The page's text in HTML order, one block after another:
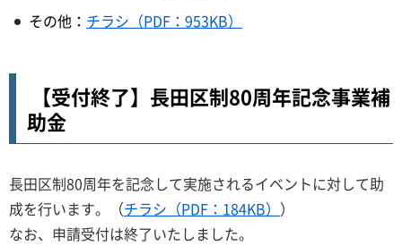
その他： チラシ（PDF：953KB）
【受付終了】長田区制80周年記念事業補
助金
長田区制80周年を記念して実施されるイベントに対して助
成を行います。（チラシ（PDF：184KB） ）
なお、申請受付は終了いたしました。